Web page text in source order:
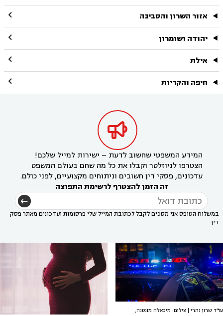
אזור השרון והסביבה 
יהודה ושומרון 
אילת 
חיפה והקריות 

המידע המשפטי שחשוב לדעת – ישירות למייל שלכם!
הצטרפו לניוזלטר וקבלו את כל מה שחם בעולם המשפט
עדכונים, פסקי דין חשובים וניתוחים מקצועיים, לפני כולם.
זה הזמן להצטרף לרשימת התפוצה
במשלוח הטופס אני מסכים לקבל לכתובת המייל שלי פרסומות ועדכונים מאתר פסק
דין
עו"ד שרון נהרי | צילום: מיכאלה מונטנה,